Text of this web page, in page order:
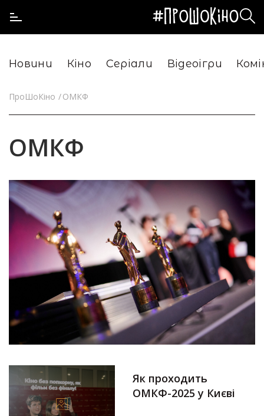
Новини Кіно Серіали Відеоігри
ПроШоКіно ОМКФ
ОМКФ
Як проходить
ОМКФ-2025 у Києві